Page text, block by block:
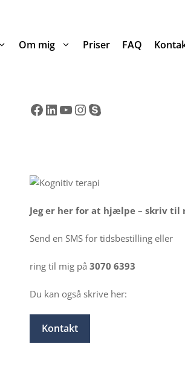
Om mig Priser FAQ
Facebook
LinkedIn
YouTube
Instagram
Skype
Jeg er her for at hjælpe – skriv til
Send en SMS for tidsbestilling eller
ring til mig på 3070 6393
Du kan også skrive her:
Kontakt